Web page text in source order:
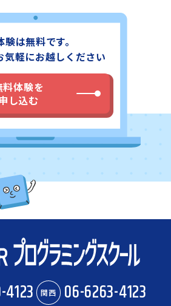
連絡いただればと思います。教室の詳
、各教室に足をお運びになる場合には
無料体験も随時実施しておりますので
トーヨーカドー船橋教室にお問い合わ
験は無料です。
気軽にお越しください
料体験を
し込む
関西 06-6263-4123